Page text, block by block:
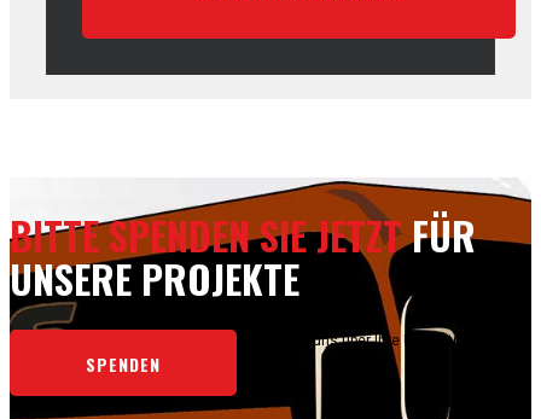
BITTE SPENDEN SIE JETZTFÜR
UNSERE PROJEKTE
SPENDEN
Wir freuen uns über Ihre Unterstützung.